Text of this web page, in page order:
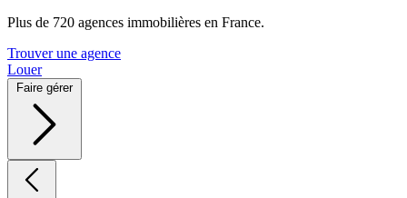
Plus de 720 agences immobilières en France.
Trouver une agence
Louer
Faire gérer